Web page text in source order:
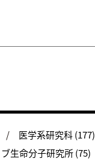
医学系研究科 (177)
生命分子研究所 (75)